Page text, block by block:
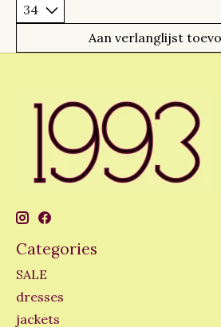
Aan verlanglijst
Categories
SALE
dresses
jackets